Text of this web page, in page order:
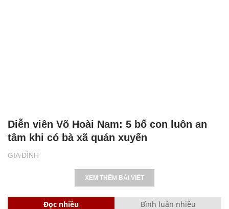
GIA ĐÌNH
Diễn viên Võ Hoài Nam: 5 bố con luôn an
tâm khi có bà xã quán xuyến
XEM THÊM BÀI VIẾT
Đọc nhiều Bình luận nhiều